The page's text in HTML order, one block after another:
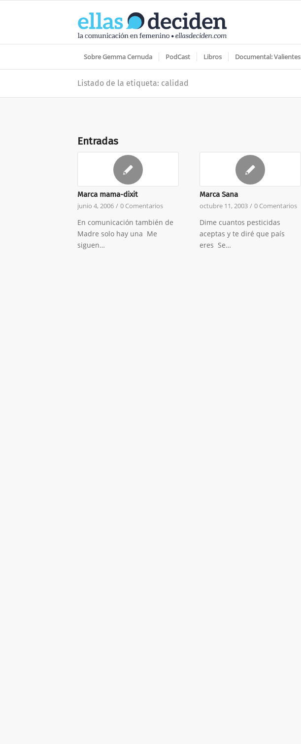
Sobre Gemma Cernuda PodCast Libros Documental: Valientes
Listado de la etiqueta: calidad
Entradas
Marca mama-dixit
junio 4, 2006 / 0 Comentarios
En comunicación también de
Madre solo hay una Me
siguen…
Marca Sana
octubre 11, 2003 / 0 Comentarios
Dime cuantos pesticidas
aceptas y te diré que país
eres Se…